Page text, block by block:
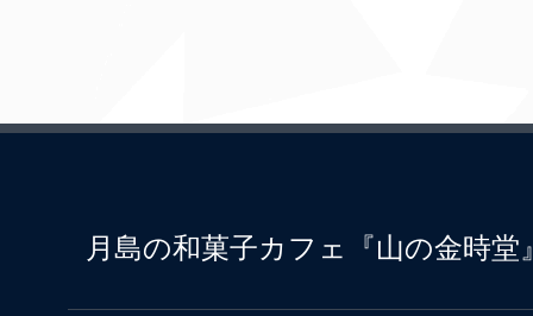
月島の和菓子カフェ『山の金時堂